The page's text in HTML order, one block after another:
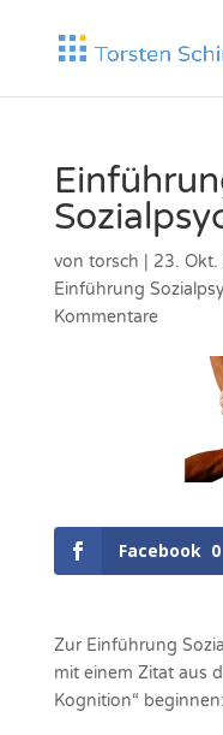
von torsch 23.
Einführung
Kommentare
Facebook 0
Zur Einführung
mit einem Zitat aus
Kognition“ beginnen: